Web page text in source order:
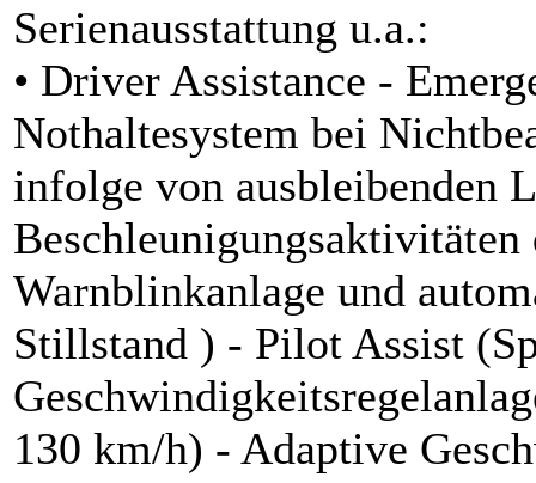
Serienausstattung u.a.:
• Driver Assistance -
Nothaltesystem bei
infolge von ausbleibenden
Warnblinkanlage und
Stillstand ) - Pilot Assist
130 km/h) - Adaptive